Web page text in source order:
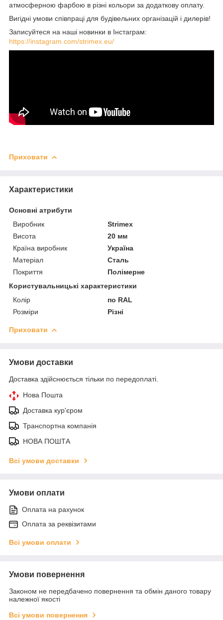
атмосферною фарбою в різні кольори за додаткову оплату.
Вигідні умови співпраці для будівельних організацій і дилерів!
Записуйтеся на наші новинки в Інстаграм:
https://instagram.com/strimex.eu/
Приховати
Характеристики
Основні атрибути
Виробник
Strimex
Висота
20 мм
Країна виробник
Україна
Матеріал
Сталь
Покриття
Полімерне
Користувальницькі характеристики
Колір
по RAL
Розміри
Різні
Приховати
Умови доставки
Доставка здійснюється тільки по передоплаті.
Нова Пошта
Доставка кур'єром
Транспортна компанія
НОВА ПОШТА
Всі умови доставки
Умови оплати
Оплата на рахунок
Оплата за реквізитами
Всі умови оплати
Умови повернення
Законом не передбачено повернення та обмін даного товару
належної якості
Всі умови повернення